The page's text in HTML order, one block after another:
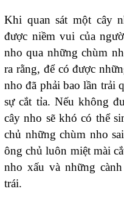
Khi quan sát một cây
được niềm vui của
nho qua những chùm
ra rằng, để có được
nho đã phải bao lần trải
sự cắt tỉa. Nếu không
cây nho sẽ khó có thể
chủ những chùm nho
ông chủ luôn miệt mài
nho xấu và những
trái.